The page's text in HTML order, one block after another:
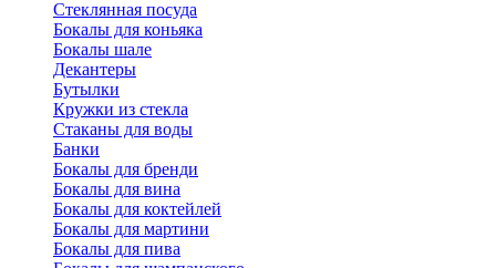
Стеклянная посуда
Бокалы для коньяка
Бокалы шале
Декантеры
Бутылки
Кружки из стекла
Стаканы для воды
Банки
Бокалы для бренди
Бокалы для вина
Бокалы для коктейлей
Бокалы для мартини
Бокалы для пива